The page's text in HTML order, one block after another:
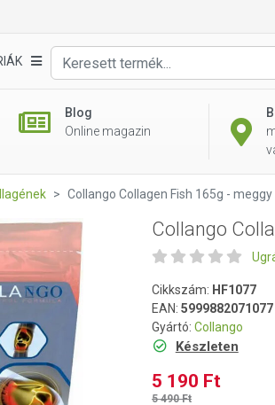
Blog
Online magazin
Collango Collagen Fish 165g - meggy
Collango
Cikkszám: HF1077
EAN: 5999882071077
Gyártó: Collango
Készleten
5 190 Ft
5 490 Ft